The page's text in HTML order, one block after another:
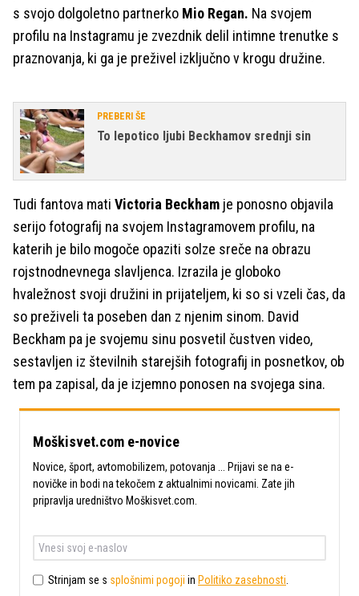
s svojo dolgoletno partnerko Mio Regan. Na svojem
profilu na Instagramu je zvezdnik delil intimne trenutke s
praznovanja, ki ga je preživel izključno v krogu družine.
PREBERI ŠE
To lepotico ljubi Beckhamov srednji sin
Tudi fantova mati Victoria Beckham je ponosno objavila
serijo fotografij na svojem Instagramovem profilu, na
katerih je bilo mogoče opaziti solze sreče na obrazu
rojstnodnevnega slavljenca. Izrazila je globoko
hvaležnost svoji družini in prijateljem, ki so si vzeli čas, da
so preživeli ta poseben dan z njenim sinom. David
Beckham pa je svojemu sinu posvetil čustven video,
sestavljen iz številnih starejših fotografij in posnetkov, ob
tem pa zapisal, da je izjemno ponosen na svojega sina.
Moškisvet.com e-novice
Novice, šport, avtomobilizem, potovanja ... Prijavi se na e-
novičke in bodi na tekočem z aktualnimi novicami. Zate jih
pripravlja uredništvo Moškisvet.com.
Strinjam se s splošnimi pogoji in Politiko zasebnosti